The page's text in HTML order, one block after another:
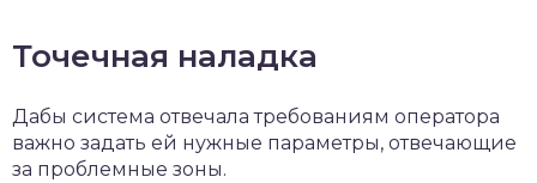
Точечная наладка
Дабы система отвечала требованиям оператора
важно задать ей нужные параметры, отвечающие
за проблемные зоны.